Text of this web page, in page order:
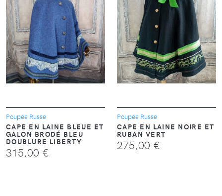
VOIR
Poupée Russe
CAPE EN LAINE BLEUE ET
GALON BRODÉ BLEU
DOUBLURE LIBERTY
315,00 €
Poupée Russe
CAPE EN LAINE NOIRE ET
RUBAN VERT
275,00 €